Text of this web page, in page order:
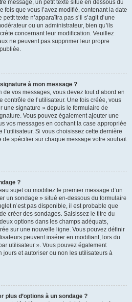
message, un petit texte situé en dessous du
fois que vous l’avez modifié, contenant la date
texte n’apparaîtra pas s’il s’agit d’une
ou un administrateur, bien qu’ils
concernant leur modification. Veuillez
ne peuvent pas supprimer leur propre
à mon message ?
vos messages, vous devez tout d’abord en
de l’utilisateur. Une fois créée, vous
une signature » depuis le formulaire de
Vous pouvez également ajouter une
vos messages en cochant la case appropriée
Si vous choisissez cette dernière
spécifier sur chaque message votre souhait
?
sujet ou modifiez le premier message d’un
un sondage » situé en-dessous du formulaire
n’est pas disponible, il est probable que
créer des sondages. Saisissez le titre du
options dans les champs adéquats,
sur une nouvelle ligne. Vous pouvez définir
peuvent insérer en modifiant, lors du
utilisateur ». Vous pouvez également
jours et autoriser ou non les utilisateurs à
plus d’options à un sondage ?